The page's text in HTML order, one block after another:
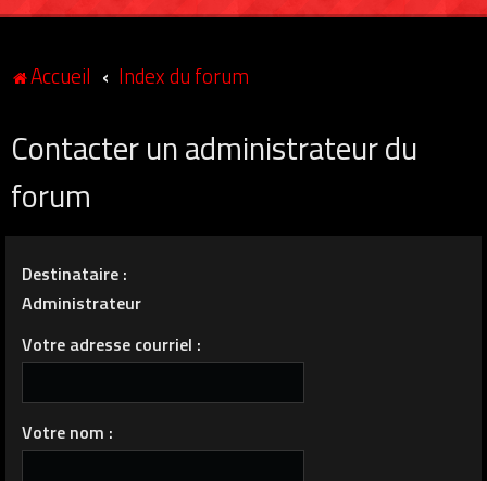
Accueil Index du forum
Contacter un administrateur du
forum
Destinataire :
Administrateur
Votre adresse courriel :
Votre nom :